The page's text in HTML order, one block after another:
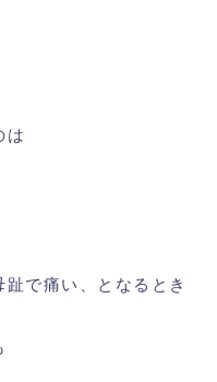
は
で痛い、となるとき